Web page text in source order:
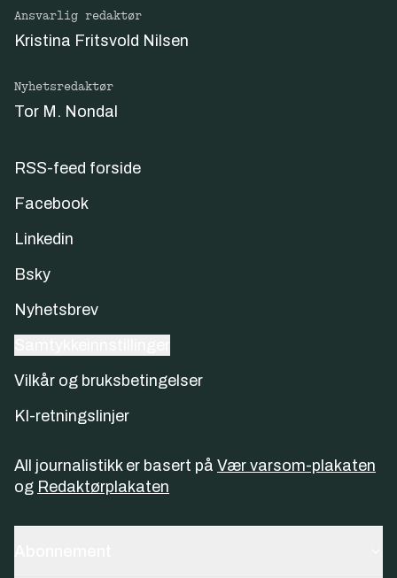
Ansvarlig redaktør
Kristina Fritsvold Nilsen
Nyhetsredaktør
Tor M. Nondal
RSS-feed forside
Facebook
Linkedin
Bsky
Nyhetsbrev
Vilkår og bruksbetingelser
KI-retningslinjer
All journalistikk er basert på Vær varsom-plakaten
og Redaktørplakaten